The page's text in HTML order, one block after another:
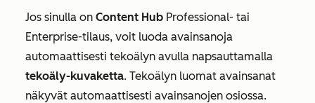
Jos sinulla on Content Hub Professional- tai
Enterprise-tilaus, voit luoda avainsanoja
automaattisesti tekoälyn avulla napsauttamalla
tekoäly-kuvaketta. Tekoälyn luomat avainsanat
näkyvät automaattisesti avainsanojen osiossa.